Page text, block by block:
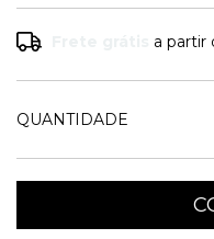
a partir
QUANTIDADE